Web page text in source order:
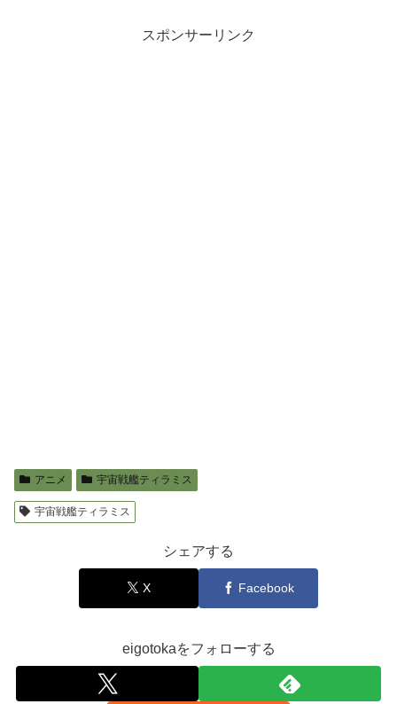
スポンサーリンク
アニメ 宇宙戦艦ティラミス
宇宙戦艦ティラミス
シェアする
X Facebook
eigotokaをフォローする